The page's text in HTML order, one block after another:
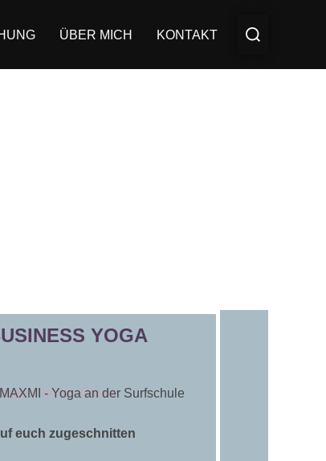
ÜBER MICH KONTAKT
YOGA
euch zugeschnitten